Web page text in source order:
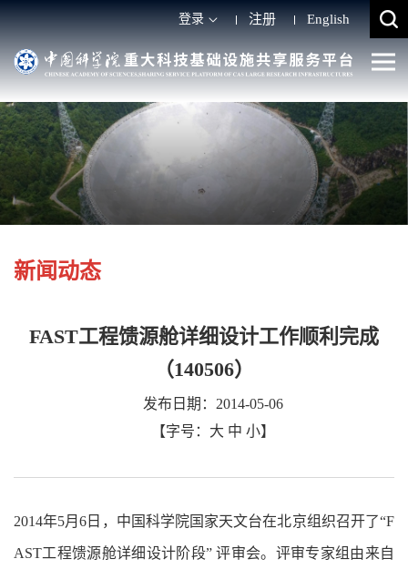
登录 注册 English
新闻动态
FAST工程馈源舱详细设计工作顺利完成
（140506）
发布日期：2014-05-06
【字号： 大 中 小】
2014年5月6 日，中国科学院国家天文台在北京组织召开了“F
AST工程馈源舱详细设计阶段” 评审会。评审专家组由来自